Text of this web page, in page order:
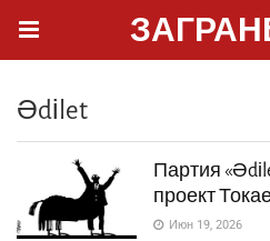
Әdіlet
Партия
проект
Июн 19, 2026